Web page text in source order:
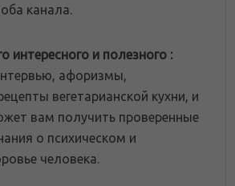
канала.
интересного и полезного :
афоризмы,
вегетарианской кухни, и
вам получить проверенные
о психическом и
человека.